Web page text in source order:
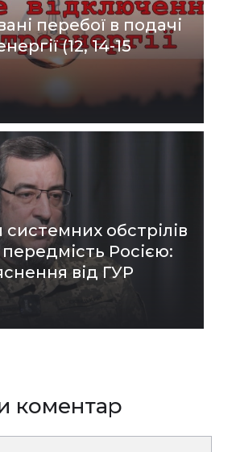
перебої в подачі
(12, 14-15
обстрілів
Росією:
від ГУР
коментар